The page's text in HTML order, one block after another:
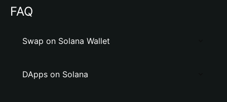
FAQ
Swap on Solana Wallet
DApps on Solana